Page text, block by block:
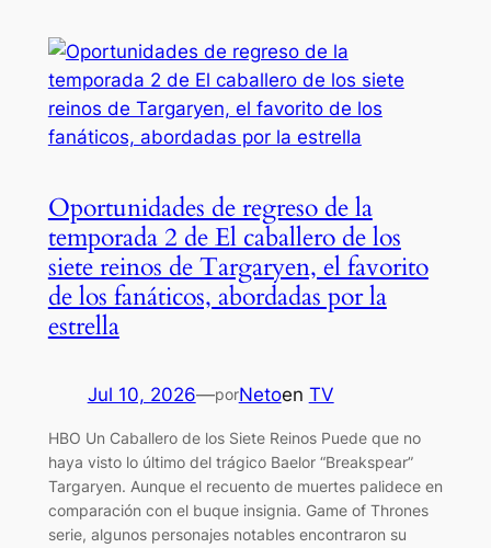
Oportunidades de regreso de la
temporada 2 de El caballero de los
siete reinos de Targaryen, el favorito
de los fanáticos, abordadas por la
estrella
Jul 10, 2026—porNetoen TV
HBO Un Caballero de los Siete Reinos Puede que no
haya visto lo último del trágico Baelor “Breakspear”
Targaryen. Aunque el recuento de muertes palidece en
comparación con el buque insignia. Game of Thrones
serie, algunos personajes notables encontraron su